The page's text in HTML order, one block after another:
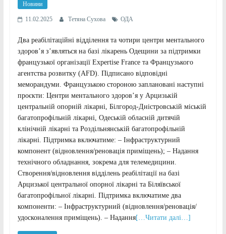
Новини
11.02.2025 Тетяна Сухова ОДА
Два реабілітаційні відділення та чотири центри ментального
здоров’я зʼявляться на базі лікарень Одещини за підтримки
французької організації Expertise France та Французького
агентства розвитку (AFD). Підписано відповідні
меморандуми. Французькою стороною заплановані наступні
проєкти: Центри ментального здоров’я у Арцизькій
центральній опорній лікарні, Білгород-Дністровській міській
багатопрофільній лікарні, Одеській обласній дитячій
клінічній лікарні та Роздільнянській багатопрофільній
лікарні. Підтримка включатиме: – Інфраструктурний
компонент (відновлення/реновація приміщень); – Надання
технічного обладнання, зокрема для телемедицини.
Створення/відновлення відділень реабілітації на базі
Арцизької центральної опорної лікарні та Біляївської
багатопрофільної лікарні. Підтримка включатиме два
компоненти: – Інфраструктурний (відновлення/реновація/
удосконалення приміщень). – Надання[…Читати далі…]